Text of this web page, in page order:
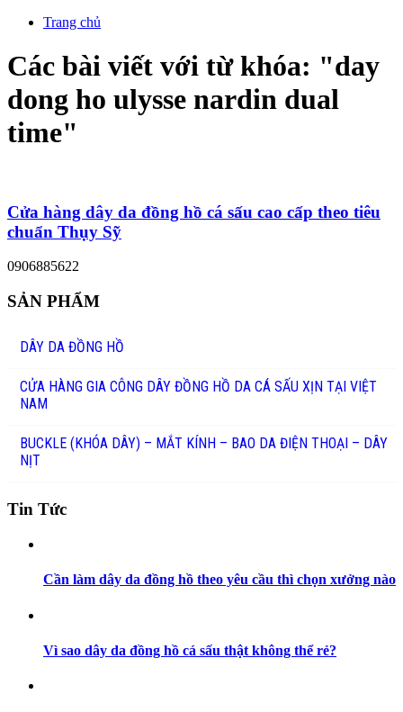
Trang chủ
Các bài viết với từ khóa: "day
dong ho ulysse nardin dual
time"
Cửa hàng dây da đồng hồ cá sấu cao cấp theo tiêu
chuẩn Thụy Sỹ
0906885622
SẢN PHẨM
DÂY DA ĐỒNG HỒ
CỬA HÀNG GIA CÔNG DÂY ĐỒNG HỒ DA CÁ SẤU XỊN TẠI VIỆT
NAM
BUCKLE (KHÓA DÂY) – MẮT KÍNH – BAO DA ĐIỆN THOẠI – DÂY
NỊT
Tin Tức
Cần làm dây da đồng hồ theo yêu cầu thì chọn xưởng nào
Vì sao dây da đồng hồ cá sấu thật không thể rẻ?